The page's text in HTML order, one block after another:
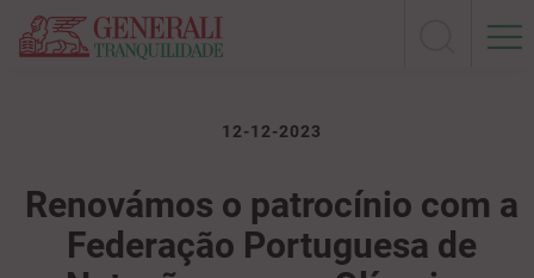
12-12-2023
Renovámos o patrocínio com a
Federação Portuguesa de